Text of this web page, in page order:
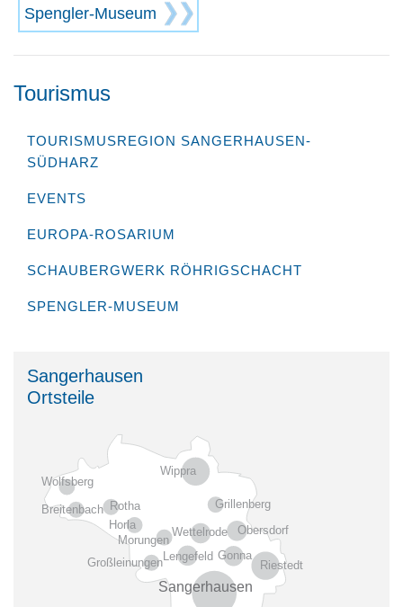
Spengler-Museum
Tourismus
TOURISMUSREGION SANGERHAUSEN-
SÜDHARZ
EVENTS
EUROPA-ROSARIUM
SCHAUBERGWERK RÖHRIGSCHACHT
SPENGLER-MUSEUM
Sangerhausen
Ortsteile
Riestedt
Gonna
Obersdorf
Grillenberg
Wippra
Wolfsberg
Rotha
Breitenbach
Horla
Morungen
Wettelrode
Lengefeld
Großleinungen
Sangerhausen